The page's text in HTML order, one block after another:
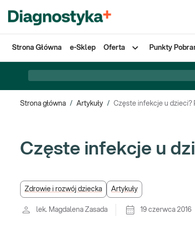
Strona Główna e-Sklep Oferta Punkty
Strona główna / Artykuły / Częste infekcje u dzieci?
Częste infekcje u
Zdrowie i rozwój dziecka Artykuły
lek. Magdalena Zasada 19 czerwca 2016